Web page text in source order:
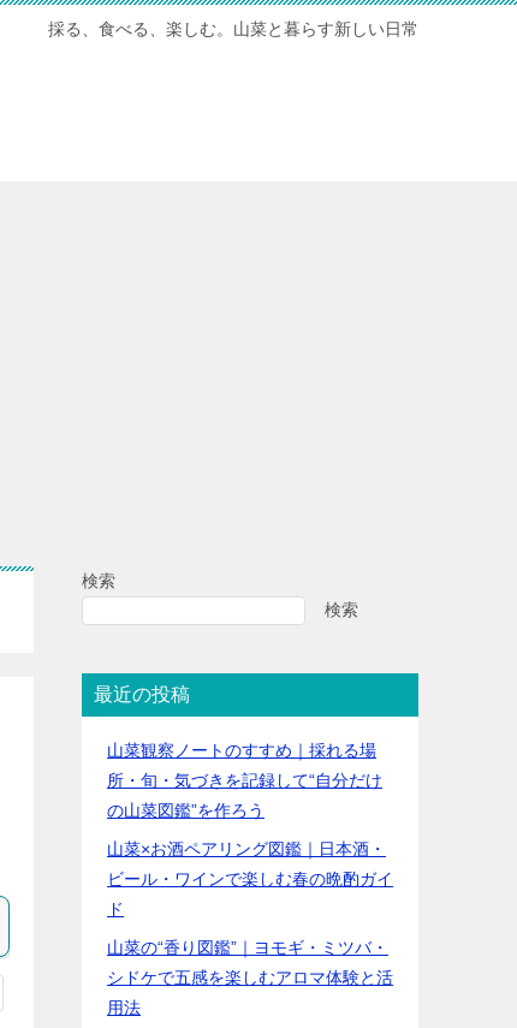
採る、食べる、楽しむ。山菜と暮らす新しい日常
検索
検索
最近の投稿
山菜観察ノートのすすめ｜採れる場
所・旬・気づきを記録して“自分だけ
の山菜図鑑”を作ろう
山菜×お酒ペアリング図鑑｜日本酒・
ビール・ワインで楽しむ春の晩酌ガイ
ド
山菜の“香り図鑑”｜ヨモギ・ミツバ・
シドケで五感を楽しむアロマ体験と活
用法